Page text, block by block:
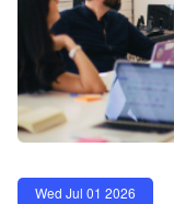
Wed Jul 01 2026